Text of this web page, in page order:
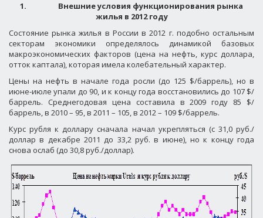
1.
Внешние условия функционирования рынка
жилья в 2012 году
Состояние рынка жилья в России в 2012 г. подобно остальным
секторам экономики определялось динамикой базовых
макроэкономических факторов (цена на нефть, курс доллара,
отток каптала), которая имела колебательный характер.
Цены на нефть в начале года росли (до 125 $/баррель), но в
июне-июле упали до 90, и к концу года восстановились до 107 $/
баррель. Среднегодовая цена составила в 2009 году 85 $/
баррель, в 2010 – 95, в 2011 – 105, в 2012 – 109 $/баррель.
Курс рубля к доллару сначала начал укрепляться (с 31,0 руб./
доллар в декабре 2011 до 33,2 руб. в июне), но к концу года
снова ослаб (до 30,8 руб./доллар).